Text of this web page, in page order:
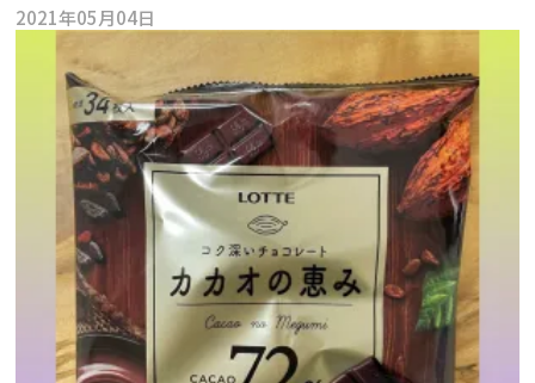
2021年05月04日